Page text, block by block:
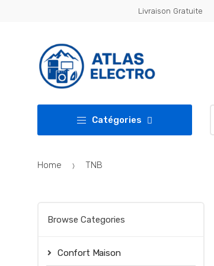
Livraison Gratuite
Catégories
Home TNB
Browse Categories
Confort Maison